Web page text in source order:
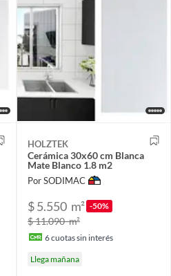
HOLZTEK
Cerámica 30x60 cm Blanca
Mate Blanco 1.8 m2
Por SODIMAC
$ 5.550 m² -50%
$ 11.090m²
6cuotas sin interés
Llega mañana